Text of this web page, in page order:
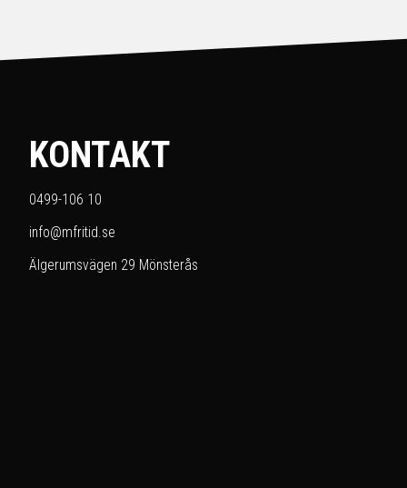
KONTAKT
0499-106 10
info@mfritid.se
Älgerumsvägen 29 Mönsterås